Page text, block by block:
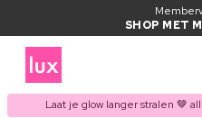
SHOP MET
Laat je glow langer stralen 🤎